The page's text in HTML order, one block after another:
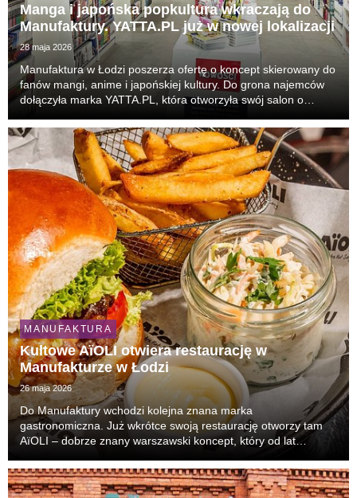
Manga i japońska popkultura wkraczają do
Manufaktury. YATTA.PL już w nowej lokalizacji
28 maja 2026
Manufaktura w Łodzi poszerza ofertę o koncept skierowany do
fanów mangi, anime i japońskiej kultury. Do grona najemców
dołączyła marka YATTA.PL, która otworzyła swój salon o
odsłona obecności marki w Łodzi. Klienc...
MANUFAKTURA
Kultowe AïOLI otwiera restaurację w
Manufakturze w Łodzi
26 maja 2026
Do Manufaktury wchodzi kolejna znana marka
gastronomiczna. Już wkrótce swoją restaurację otworzy tam
AïOLI – dobrze znany warszawski koncept, który od lat
rozpoznawalnych lokali lifestyle’owych w stolicy.